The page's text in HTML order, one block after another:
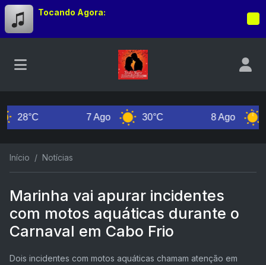
Tocando Agora:
28°C 7 Ago 30°C 8 Ago
Início Notícias
Marinha vai apurar incidentes
com motos aquáticas durante o
Carnaval em Cabo Frio
Dois incidentes com motos aquáticas chamam atenção em